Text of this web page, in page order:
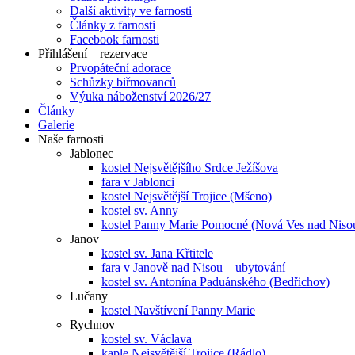
Další aktivity ve farnosti
Články z farnosti
Facebook farnosti
Přihlášení – rezervace
Prvopáteční adorace
Schůzky biřmovanců
Výuka náboženství 2026/27
Články
Galerie
Naše farnosti
Jablonec
kostel Nejsvětějšího Srdce Ježíšova
fara v Jablonci
kostel Nejsvětější Trojice (Mšeno)
kostel sv. Anny
kostel Panny Marie Pomocné (Nová Ves nad
Janov
kostel sv. Jana Křtitele
fara v Janově nad Nisou – ubytování
kostel sv. Antonína Paduánského (Bedřichov)
Lučany
kostel Navštívení Panny Marie
Rychnov
kostel sv. Václava